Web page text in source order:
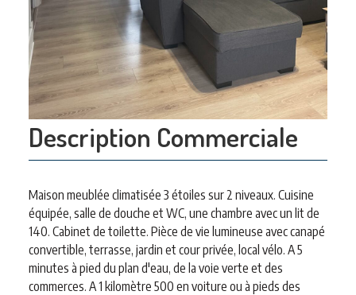
Description Commerciale
Maison meublée climatisée 3 étoiles sur 2 niveaux. Cuisine
équipée, salle de douche et WC, une chambre avec un lit de
140. Cabinet de toilette. Pièce de vie lumineuse avec canapé
convertible, terrasse, jardin et cour privée, local vélo. A 5
minutes à pied du plan d'eau, de la voie verte et des
commerces. A 1 kilomètre 500 en voiture ou à pieds des